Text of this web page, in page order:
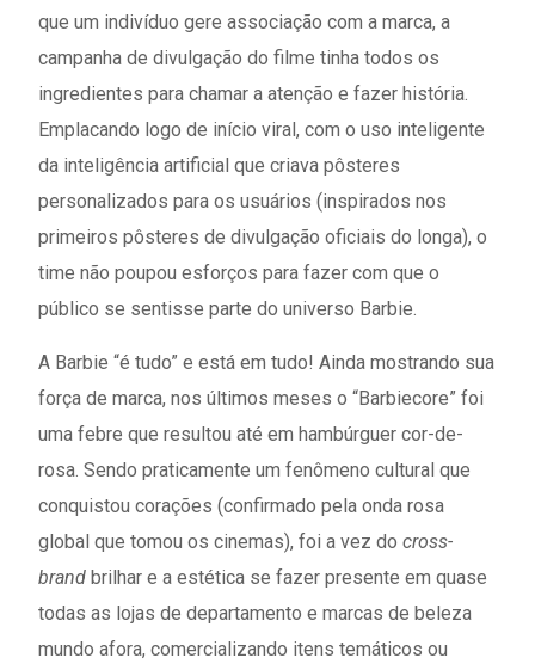
que um indivíduo gere associação com a marca, a
campanha de divulgação do filme tinha todos os
ingredientes para chamar a atenção e fazer história.
Emplacando logo de início viral, com o uso inteligente
da inteligência artificial que criava pôsteres
personalizados para os usuários (inspirados nos
primeiros pôsteres de divulgação oficiais do longa), o
time não poupou esforços para fazer com que o
público se sentisse parte do universo Barbie.
A Barbie “é tudo” e está em tudo! Ainda mostrando sua
força de marca, nos últimos meses o “Barbiecore” foi
uma febre que resultou até em hambúrguer cor-de-
rosa. Sendo praticamente um fenômeno cultural que
conquistou corações (confirmado pela onda rosa
global que tomou os cinemas), foi a vez do cross-
brand brilhar e a estética se fazer presente em quase
todas as lojas de departamento e marcas de beleza
mundo afora, comercializando itens temáticos ou